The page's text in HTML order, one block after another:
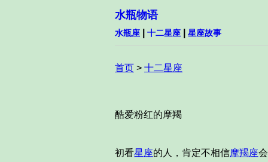
水瓶物语
水瓶座 十二星座 星座故事
首页 > 十二星座
酷爱粉红的摩羯
初看星座的人，肯定不相信摩羯座